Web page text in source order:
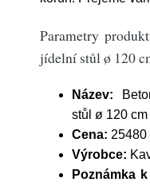
Parametry
jídelní stůl ø 120
Název:
stůl ø 120
Cena: 25480
Výrobce:
Poznámka